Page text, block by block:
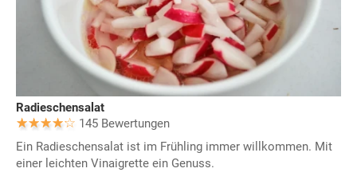
Radieschensalat
145 Bewertungen
Ein Radieschensalat ist im Frühling immer willkommen. Mit
einer leichten Vinaigrette ein Genuss.